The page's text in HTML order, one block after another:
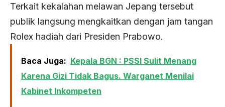
Terkait kekalahan melawan Jepang tersebut
publik langsung mengkaitkan dengan jam tangan
Rolex hadiah dari Presiden Prabowo.
Baca Juga: Kepala BGN : PSSI Sulit Menang
Karena Gizi Tidak Bagus. Warganet Menilai
Kabinet Inkompeten